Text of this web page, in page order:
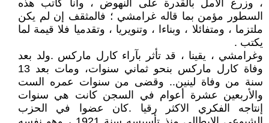
، وزرع الامل بالقدرة على النهوض ، وانا كاتب هذه
السطور مؤمن بما قاله غرامشي ؛ فالمثقف إن لم يكن
ملتزما ، ومتفائلا ، وبناءا ، وتنويريا ، وتقدميا فلا قيمة لما
يكتب .
وغرامشي ، يقينا ، قد تأثر بآراء كارل ماركس .ولد بعد
وفاة كارل ماركس بنحو ثماني سنوات، ومات بعد 13
سنة من وفاة لينين.. وقضى من سنوات عمره الست
والأربعين عشرة أعوام في السجن كانت هي سنوات
إنتاجه الفكري الاكثر رقيا .كان عضوا في الحزب